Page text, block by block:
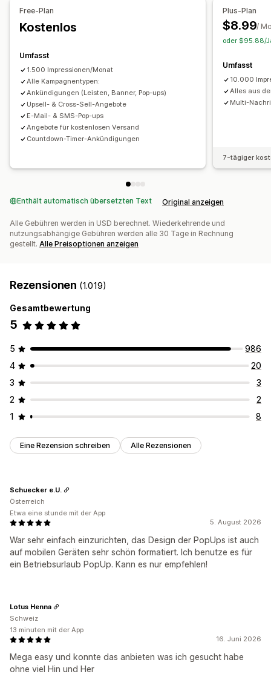
Bannerposition
Links und Schaltflächen
Farbe und Schriftart
Responsivität für Mobilgeräte
Planung Geo-Targeting
Verhaltens-Targeting
Analysen und Berichte
Verhaltensverfolgung Leistungsverfolgung
Analysen in Echtzeit Traffic-Berichte
Lokalisierung
SMS-Erfassungsliste Kampagnen
Trigger und Regeln
Targeting
Geolokalisierung
Berichterstattung
Analysen Tracking
Free-Plan
Kostenlos
Umfasst
1.500 Impressionen/Monat
Alle Kampagnentypen:
Ankündigungen (Leisten, Banner, Pop-ups)
Upsell- & Cross-Sell-Angebote
E-Mail- & SMS-Pop-ups
Angebote für kostenlosen Versand
Countdown-Timer-Ankündigungen
Plus-Plan
$8.99/
oder $95.88/
Umfasst
10.000
Alles aus
Multi-
7-tägiger
Enthält automatisch übersetzten Text Original anzeigen
Alle Gebühren werden in USD berechnet. Wiederkehrende und
nutzungsabhängige Gebühren werden alle 30 Tage in Rechnung
gestellt. Alle Preisoptionen anzeigen
Rezensionen (1.019)
Gesamtbewertung
5
5
986
4
20
3
3
2
2
1
8
Eine Rezension schreiben Alle Rezensionen
5. August 2026
War sehr einfach einzurichten, das Design der PopUps ist auch
auf mobilen Geräten sehr schön formatiert. Ich benutze es für
ein Betriebsurlaub PopUp. Kann es nur empfehlen!
Schuecker e.U.
Österreich
Etwa eine stunde mit der App
16. Juni 2026
Mega easy und konnte das anbieten was ich gesucht habe
ohne viel Hin und Her
Lotus Henna
Schweiz
13 minuten mit der App